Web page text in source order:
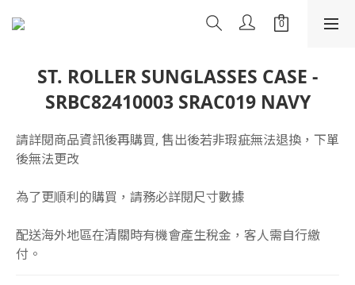
ST. ROLLER SUNGLASSES CASE -
SRBC82410003 SRAC019 NAVY
請詳閱商品資訊後再購買, 售出後若非瑕疵無法退換，下單
後無法更改
為了更順利的購買，請務必詳閱尺寸數據
配送海外地區在清關時有機會產生稅金，客人需自行繳
付。